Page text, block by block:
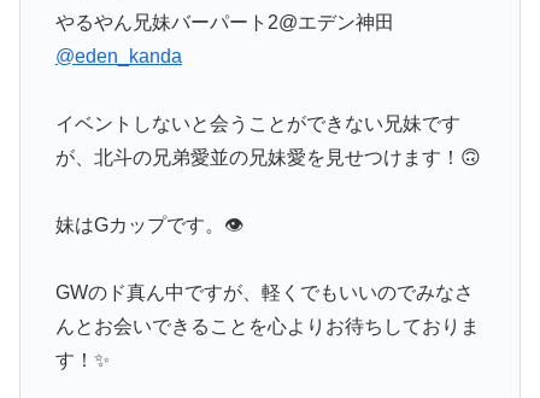
やるやん兄妹バーパート2@エデン神田
@eden_kanda
イベントしないと会うことができない兄妹です
が、北斗の兄弟愛並の兄妹愛を見せつけます！🙃
妹はGカップです。👁
GWのド真ん中ですが、軽くでもいいのでみなさ
んとお会いできることを心よりお待ちしておりま
す！✨